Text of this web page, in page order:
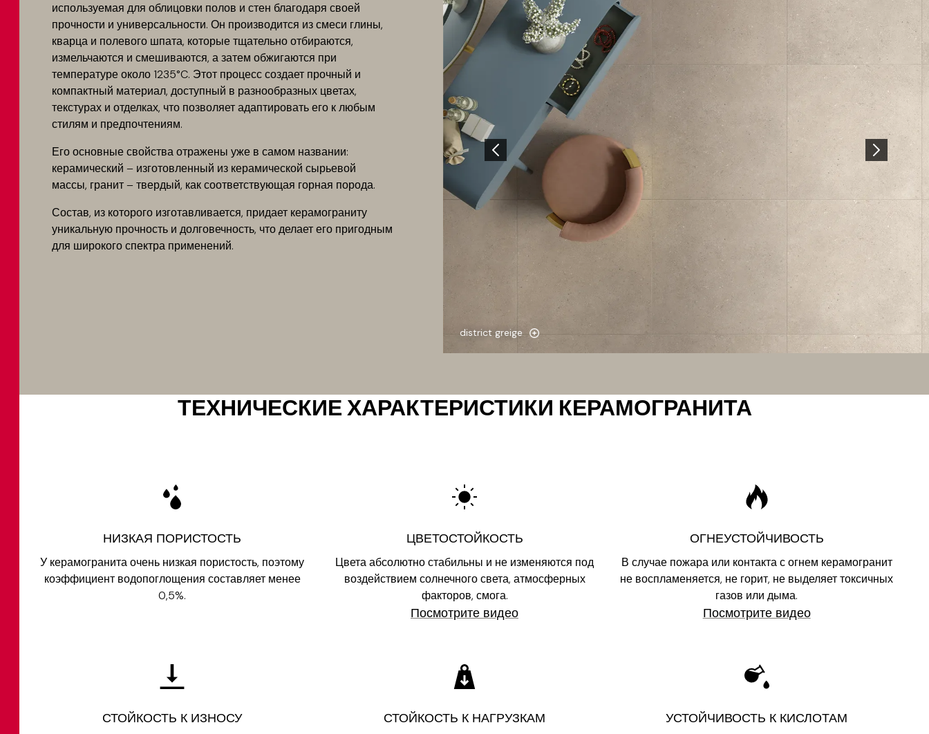
district greige
используемая для облицовки полов и стен благодаря своей
прочности и универсальности. Он производится из смеси глины,
кварца и полевого шпата, которые тщательно отбираются,
измельчаются и смешиваются, а затем обжигаются при
температуре около 1235°C. Этот процесс создает прочный и
компактный материал, доступный в разнообразных цветах,
текстурах и отделках, что позволяет адаптировать его к любым
стилям и предпочтениям.
Его основные свойства отражены уже в самом названии:
керамический – изготовленный из керамической сырьевой
массы, гранит – твердый, как соответствующая горная порода.
Состав, из которого изготавливается, придает керамограниту
уникальную прочность и долговечность, что делает его пригодным
для широкого спектра применений.
ТЕХНИЧЕСКИЕ ХАРАКТЕРИСТИКИ КЕРАМОГРАНИТА
НИЗКАЯ ПОРИСТОСТЬ
У керамогранита очень низкая пористость, поэтому
коэффициент водопоглощения составляет менее
0,5%.
ЦВЕТОСТОЙКОСТЬ
Цвета абсолютно стабильны и не изменяются под
воздействием солнечного света, атмосферных
факторов, смога.
Посмотрите видео
ОГНЕУСТОЙЧИВОСТЬ
В случае пожара или контакта с огнем керамогранит
не воспламеняется, не горит, не выделяет токсичных
газов или дыма.
Посмотрите видео
СТОЙКОСТЬ К ИЗНОСУ СТОЙКОСТЬ К НАГРУЗКАМ УСТОЙЧИВОСТЬ К КИСЛОТАМ